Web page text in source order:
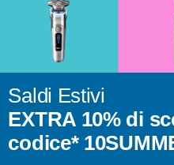
Saldi Estivi
EXTRA 10% di
codice*